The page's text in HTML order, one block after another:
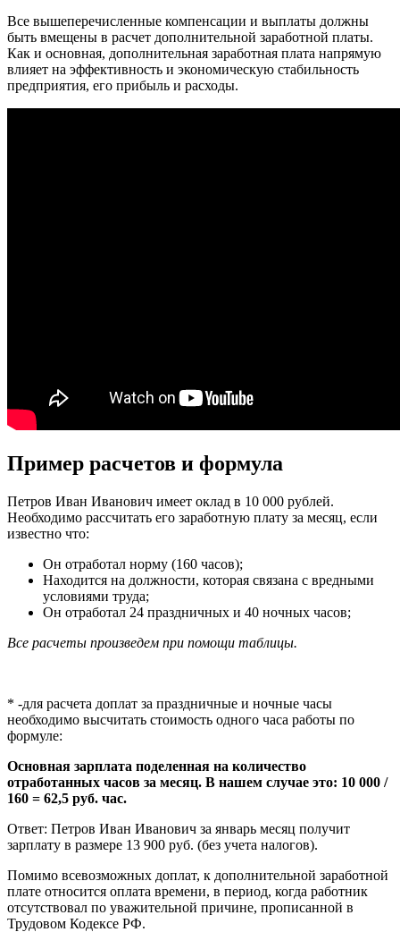
Все вышеперечисленные компенсации и выплаты должны
быть вмещены в расчет дополнительной заработной платы.
Как и основная, дополнительная заработная плата напрямую
влияет на эффективность и экономическую стабильность
предприятия, его прибыль и расходы.
Пример расчетов и формула
Петров Иван Иванович имеет оклад в 10 000 рублей.
Необходимо рассчитать его заработную плату за месяц, если
известно что:
Он отработал норму (160 часов);
Находится на должности, которая связана с вредными
условиями труда;
Он отработал 24 праздничных и 40 ночных часов;
Все расчеты произведем при помощи таблицы.
* -для расчета доплат за праздничные и ночные часы
необходимо высчитать стоимость одного часа работы по
формуле:
Основная зарплата поделенная на количество
отработанных часов за месяц. В нашем случае это: 10 000 /
160 = 62,5 руб. час.
Ответ: Петров Иван Иванович за январь месяц получит
зарплату в размере 13 900 руб. (без учета налогов).
Помимо всевозможных доплат, к дополнительной заработной
плате относится оплата времени, в период, когда работник
отсутствовал по уважительной причине, прописанной в
Трудовом Кодексе РФ.